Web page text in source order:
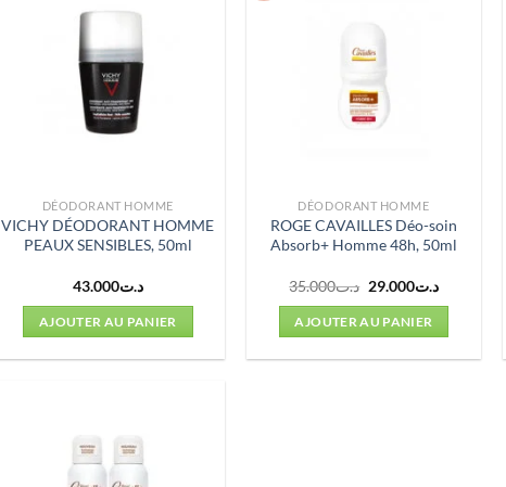
DÉODORANT HOMME
VICHY DÉODORANT HOMME
PEAUX SENSIBLES, 50ml
د.ت43.000
AJOUTER AU PANIER
DÉODORANT HOMME
ROGE CAVAILLES Déo-soin
Absorb+ Homme 48h, 50ml
د.ت35.000
Le
initial
était :
د.ت29.000
Le
AJOUTER AU PANIER